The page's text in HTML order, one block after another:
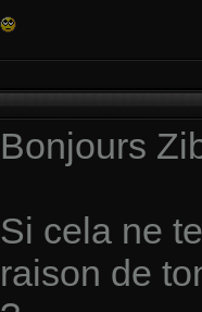
Bonjours
Si cela ne
raison de